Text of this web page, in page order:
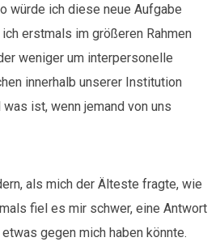
würde ich diese neue Aufgabe
erstmals im größeren Rahmen
weniger um interpersonelle
innerhalb unserer Institution
ist, wenn jemand von uns
als mich der Älteste fragte, wie
fiel es mir schwer, eine Antwort
gegen mich haben könnte.